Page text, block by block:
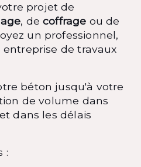
projet de
, decoffrage ou de
un professionnel,
de travaux
béton jusqu'à votre
de volume dans
dans les délais
: